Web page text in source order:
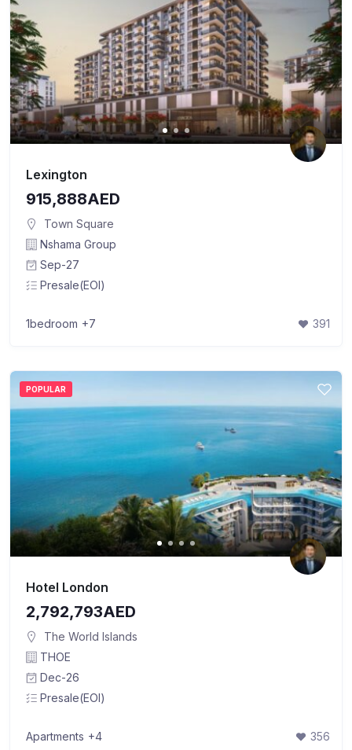
Lexington
915,888AED
Town Square
Nshama Group
Sep-27
Presale(EOI)
1bedroom +7 391
POPULAR
Hotel London
2,792,793AED
The World Islands
THOE
Dec-26
Presale(EOI)
Apartments +4 356